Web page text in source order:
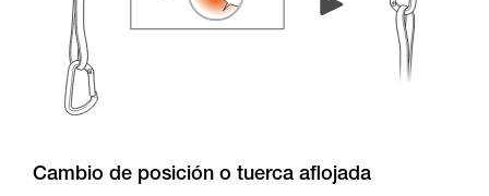
Cambio de posición o tuerca aflojada